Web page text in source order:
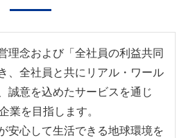
理念および「全社員の利益共同
、全社員と共にリアル・ワール
誠意を込めたサービスを通じ
業を目指します。
安心して生活できる地球環境を